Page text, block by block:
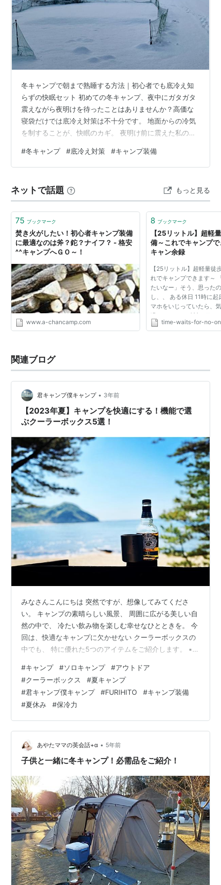
冬キャンプで朝まで熟睡する方法｜初心者でも底冷え知
らずの快眠セット 初めての冬キャンプ、夜中にガタガタ
震えながら夜明けを待ったことはありませんか？高価な
寝袋だけでは底冷え対策は不十分です。 地面からの冷気
を制することが、快眠のカギ。 夜明け前に震えた私の体
か？ 冷たい空気は下に溜まる 地面は一晩中体温を奪う
寝袋は下からの冷えに弱い 結論：底冷え対策が快眠のす
冷気をシャットアウト アルミ蒸着面が冷気を反射。薄く
ても効果抜群で、冬キャンプでも朝まで震えず熟睡でき
ます。 厚さ8mmで底冷えブロッ…
#冬キャンプ #底冷え対策 #キャンプ装備
ネットで話題 もっと見る
75 ブックマーク
焚き火がしたい！初心者キャンプ装備
に最適なのは斧？鉈？ナイフ？ - 格安
^^キャンプへＧＯ～！
www.a-chancamp.com
8 ブックマーク
【25リットル】超軽
備～これでキャンプ
キャン余録
【25リットル】超軽量徒
れでキャンプできます～
たいなー」そう、思った
し、、 ある休日 11時に
マホをいじっていたら、
過していた。 時計に目を
ー、またいつもの何もで
time-waits-for-no-
関連ブログ
君キャンプ僕キャンプ • 3年前
【2023年夏】キャンプを快適にする！機能で選
ぶクーラーボックス5選！
みなさんこんにちは 突然ですが、想像してみてくださ
い。 キャンプの素晴らしい風景、 周囲に広がる美しい自
然の中で、 冷たい飲み物を楽しむ幸せなひとときを。 今
回は、快適なキャンプに欠かせない クーラーボックスの
中でも、 特に優れた5つのアイテムをご紹介します。 ▪️イ
イスクールな飲み物を 楽しみたいと思ったことはありま
せんか？ イグルーのMaxColdシリーズは、 優れた断熱材
を使用し、氷を長時間保冷できます。 リンク 熱い夏の日
でも、キャンプ場でのんびりと過ごす間、 飲み物はいつ
でも冷たく、爽やかな状態を保ちます。 ▪️ヨコハマ(…
#キャンプ #ソロキャンプ #アウトドア
#クーラーボックス #夏キャンプ
#君キャンプ僕キャンプ #FURIHITO #キャンプ装備
#夏休み #保冷力
あやたママの英会話+α • 5年前
子供と一緒に冬キャンプ！必需品をご紹介！